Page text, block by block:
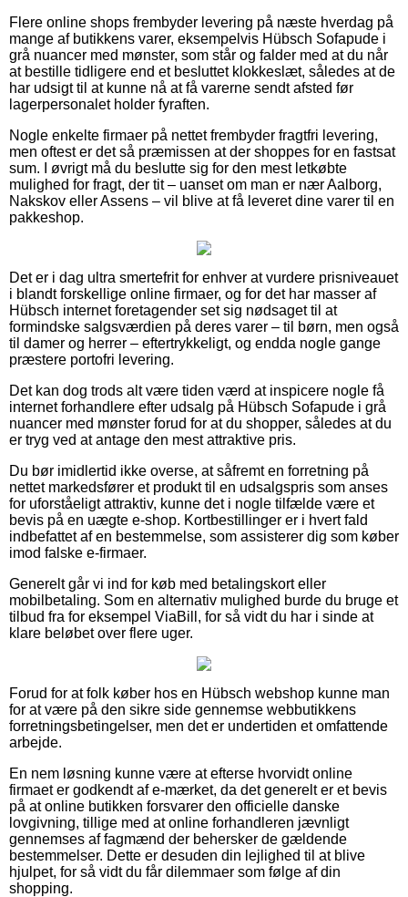
Flere online shops frembyder levering på næste hverdag på
mange af butikkens varer, eksempelvis Hübsch Sofapude i
grå nuancer med mønster, som står og falder med at du når
at bestille tidligere end et besluttet klokkeslæt, således at de
har udsigt til at kunne nå at få varerne sendt afsted før
lagerpersonalet holder fyraften.
Nogle enkelte firmaer på nettet frembyder fragtfri levering,
men oftest er det så præmissen at der shoppes for en fastsat
sum. I øvrigt må du beslutte sig for den mest letkøbte
mulighed for fragt, der tit – uanset om man er nær Aalborg,
Nakskov eller Assens – vil blive at få leveret dine varer til en
pakkeshop.
Det er i dag ultra smertefrit for enhver at vurdere prisniveauet
i blandt forskellige online firmaer, og for det har masser af
Hübsch internet foretagender set sig nødsaget til at
formindske salgsværdien på deres varer – til børn, men også
til damer og herrer – eftertrykkeligt, og endda nogle gange
præstere portofri levering.
Det kan dog trods alt være tiden værd at inspicere nogle få
internet forhandlere efter udsalg på Hübsch Sofapude i grå
nuancer med mønster forud for at du shopper, således at du
er tryg ved at antage den mest attraktive pris.
Du bør imidlertid ikke overse, at såfremt en forretning på
nettet markedsfører et produkt til en udsalgspris som anses
for uforståeligt attraktiv, kunne det i nogle tilfælde være et
bevis på en uægte e-shop. Kortbestillinger er i hvert fald
indbefattet af en bestemmelse, som assisterer dig som køber
imod falske e-firmaer.
Generelt går vi ind for køb med betalingskort eller
mobilbetaling. Som en alternativ mulighed burde du bruge et
tilbud fra for eksempel ViaBill, for så vidt du har i sinde at
klare beløbet over flere uger.
Forud for at folk køber hos en Hübsch webshop kunne man
for at være på den sikre side gennemse webbutikkens
forretningsbetingelser, men det er undertiden et omfattende
arbejde.
En nem løsning kunne være at efterse hvorvidt online
firmaet er godkendt af e-mærket, da det generelt er et bevis
på at online butikken forsvarer den officielle danske
lovgivning, tillige med at online forhandleren jævnligt
gennemses af fagmænd der behersker de gældende
bestemmelser. Dette er desuden din lejlighed til at blive
hjulpet, for så vidt du får dilemmaer som følge af din
shopping.